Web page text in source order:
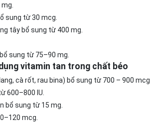
sung từ 30 mcg.
tây bổ sung từ 400 mg.
sung từ 75–90 mg.
vitamin tan trong chất béo
cà rốt, rau bina) bổ sung từ 700 – 900 mcg.
600–800 IU.
bổ sung từ 15 mg.
mcg.